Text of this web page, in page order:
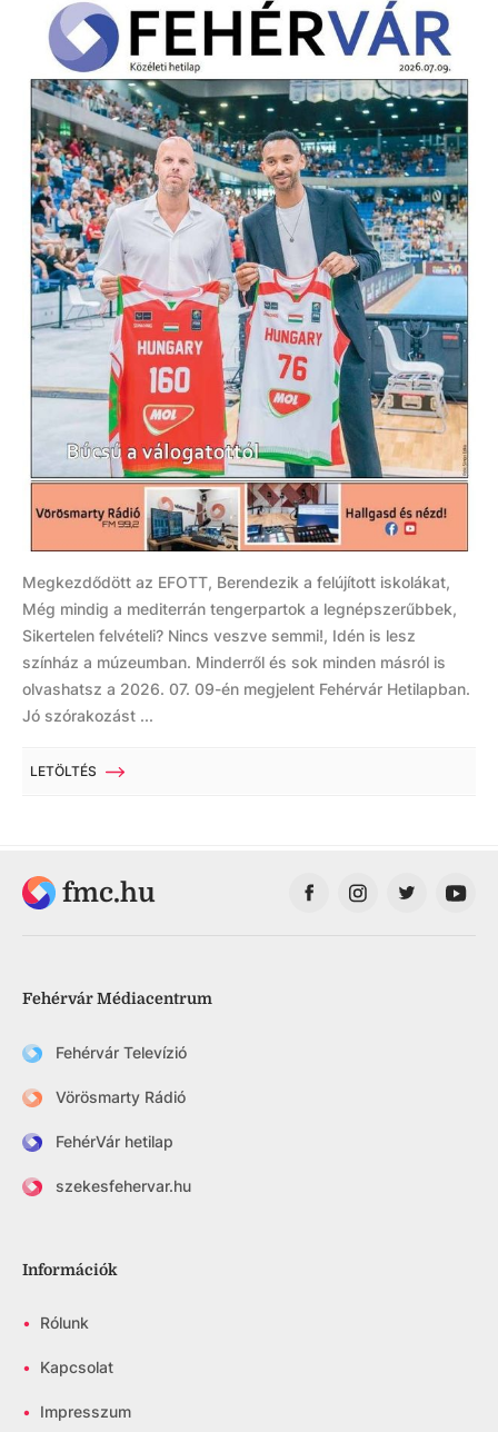
Megkezdődött az EFOTT, Berendezik a felújított iskolákat,
Még mindig a mediterrán tengerpartok a legnépszerűbbek,
Sikertelen felvételi? Nincs veszve semmi!, Idén is lesz
színház a múzeumban. Minderről és sok minden másról is
olvashatsz a 2026. 07. 09-én megjelent Fehérvár Hetilapban.
Jó szórakozást ...
LETÖLTÉS
fmc.hu
Fehérvár Médiacentrum
Fehérvár Televízió
Vörösmarty Rádió
FehérVár hetilap
szekesfehervar.hu
Információk
• Rólunk
• Kapcsolat
• Impresszum